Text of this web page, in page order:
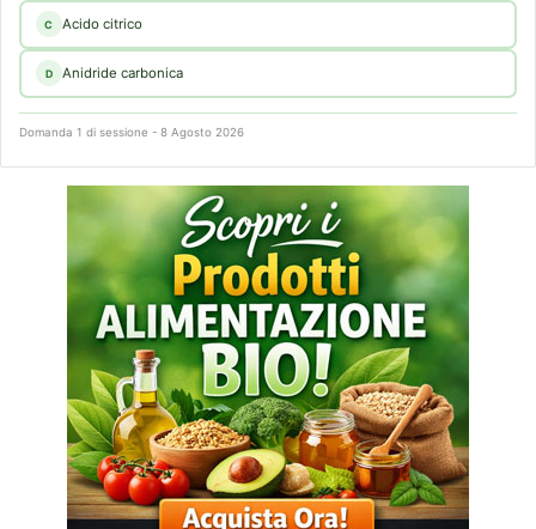
C Acido citrico
D Anidride carbonica
Domanda 1 di sessione - 8 Agosto 2026